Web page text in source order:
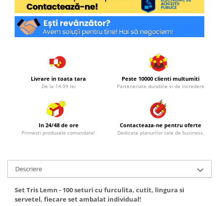
Livrare in toata tara
De la 14.99 lei
Peste 10000 clienti multumiti
Parteneriate durabile si de incredere
In 24/48 de ore
Primesti produsele comandate!
Contacteaza-ne pentru oferte
Dedicate planurilor tale de business.
Descriere
Set Tris Lemn - 100 seturi cu furculita, cutit, lingura si
servetel, fiecare set ambalat individual!